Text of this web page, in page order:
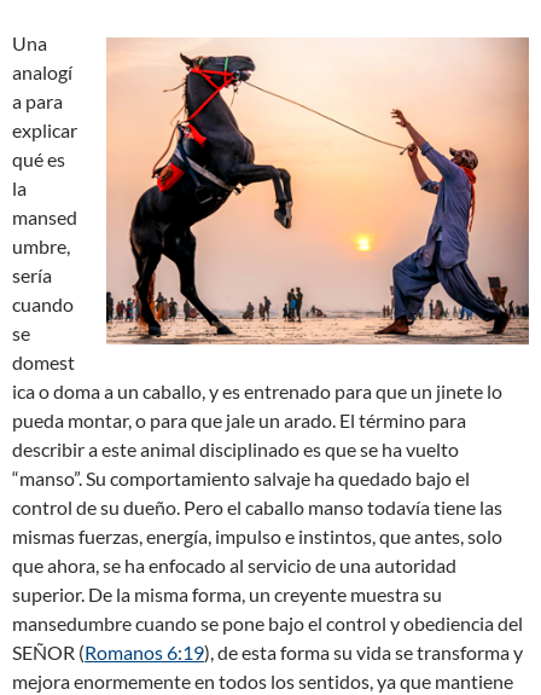
Una
analogí
a para
explicar
qué es
la
mansed
umbre,
sería
cuando
se
domest
ica o doma a un caballo, y es entrenado para que un jinete lo
pueda montar, o para que jale un arado. El término para
describir a este animal disciplinado es que se ha vuelto
“manso”. Su comportamiento salvaje ha quedado bajo el
control de su dueño. Pero el caballo manso todavía tiene las
mismas fuerzas, energía, impulso e instintos, que antes, solo
que ahora, se ha enfocado al servicio de una autoridad
superior. De la misma forma, un creyente muestra su
mansedumbre cuando se pone bajo el control y obediencia del
SEÑOR (Romanos 6:19), de esta forma su vida se transforma y
mejora enormemente en todos los sentidos, ya que mantiene